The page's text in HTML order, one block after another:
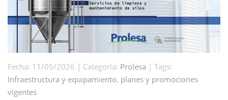
Fecha: 11/05/2026 | Categoría: Prolesa | Tags:
Infraestructura y equipamiento, planes y promociones
vigentes